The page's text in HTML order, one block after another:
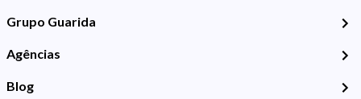
Grupo Guarida
Agências
Blog